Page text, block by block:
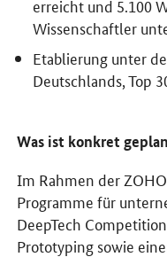
erreicht und 5.100
Wissenschaftler
Etablierung unter
Deutschlands, Top
Was ist konkret
Im Rahmen der
Programme für
DeepTech
Prototyping sowie